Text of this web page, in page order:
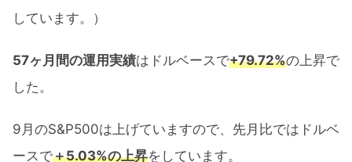
しています。）
57ヶ月間の運用実績はドルベースで+79.72%の上昇で
した。
9月のS&P500は上げていますので、先月比ではドルベ
ースで＋5.03%の上昇をしています。